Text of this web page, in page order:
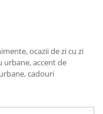
ocazii de zi cu zi
urbane, accent de
cadouri